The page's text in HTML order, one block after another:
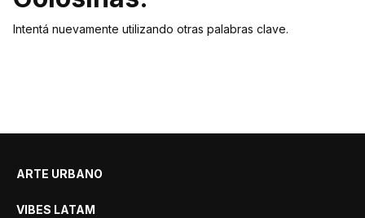
Intentá nuevamente utilizando otras palabras clave.
ARTE URBANO
VIBES LATAM